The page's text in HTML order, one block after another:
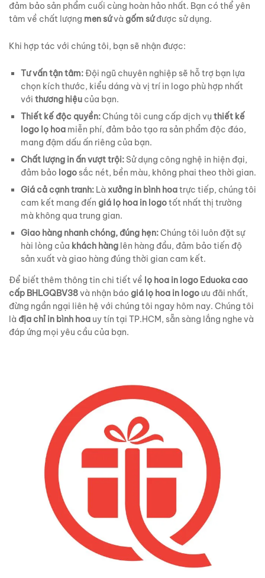
đảm bảo sản phẩm cuối cùng hoàn hảo nhất. Bạn có thể yên
tâm về chất lượng men sứvà gốm sứđược sử dụng.
Khi hợp tác với chúng tôi, bạn sẽ nhận được:
Tư vấn tận tâm:Đội ngũ chuyên nghiệp sẽ hỗ trợ bạn lựa
chọn kích thước, kiểu dáng và vị trí in logo phù hợp nhất
với thương hiệu của bạn.
Thiết kế độc quyền:Chúng tôi cung cấp dịch vụthiết kế
logo lọ hoa miễn phí, đảm bảo tạo ra sản phẩm độc đáo,
mang đậm dấu ấn riêng của bạn.
Chất lượng in ấn vượt trội: Sử dụng công nghệ in hiện đại,
đảm bảo logo sắc nét, bền màu, không phai theo thời gian.
Giá cả cạnh tranh: Là xưởng in bình hoatrực tiếp, chúng tôi
cam kết mang đến giá lọ hoa in logotốt nhất thị trường
mà không qua trung gian.
Giao hàng nhanh chóng, đúng hẹn:Chúng tôi luôn đặt sự
hài lòng của khách hàng lên hàng đầu, đảm bảo tiến độ
sản xuất và giao hàng đúng thời gian cam kết.
Để biết thêm thông tin chi tiết về lọ hoa in logo Eduoka cao
cấp BHLGQBV38và nhận báo giá lọ hoa in logo ưu đãi nhất,
đừng ngần ngại liên hệ với chúng tôi ngay hôm nay. Chúng tôi
là địa chỉ in bình hoa uy tín tại TP.HCM, sẵn sàng lắng nghe và
đáp ứng mọi yêu cầu của bạn.